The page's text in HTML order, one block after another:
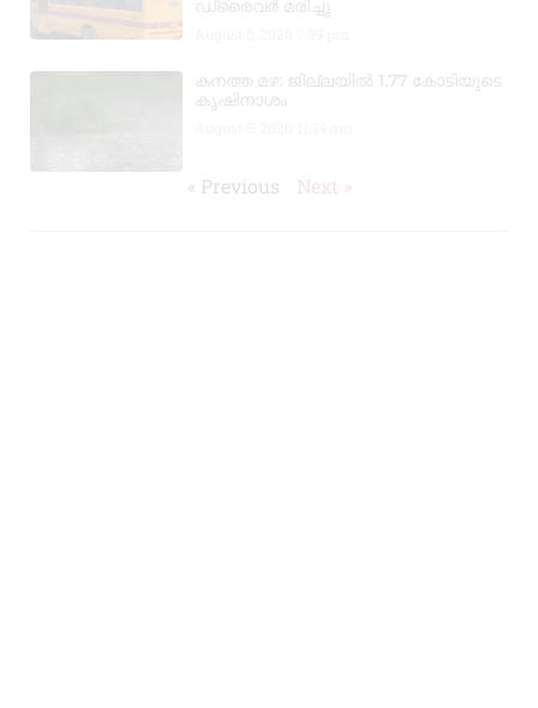
ഡ്രൈവർ മരിച്ചു
കനത്ത മഴ: ജില്ലയിൽ 1.77 കോടിയുടെ
കൃഷിനാശം
« Previous Next »